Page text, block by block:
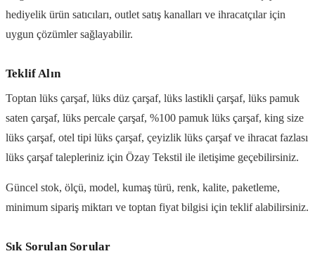
hediyelik ürün satıcıları, outlet satış kanalları ve ihracatçılar için
uygun çözümler sağlayabilir.
Teklif Alın
Toptan lüks çarşaf, lüks düz çarşaf, lüks lastikli çarşaf, lüks pamuk
saten çarşaf, lüks percale çarşaf, %100 pamuk lüks çarşaf, king size
lüks çarşaf, otel tipi lüks çarşaf, çeyizlik lüks çarşaf ve ihracat fazlası
lüks çarşaf talepleriniz için Özay Tekstil ile iletişime geçebilirsiniz.
Güncel stok, ölçü, model, kumaş türü, renk, kalite, paketleme,
minimum sipariş miktarı ve toptan fiyat bilgisi için teklif alabilirsiniz.
Sık Sorulan Sorular